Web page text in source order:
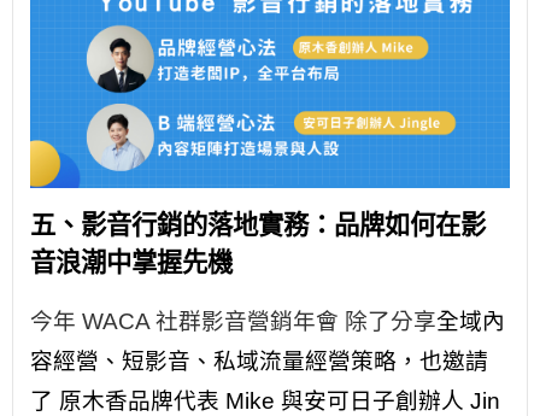
五、影音行銷的落地實務：品牌如何在影
音浪潮中掌握先機
今年 WACA 社群影音營銷年會 除了分享全域內
容經營、短影音、私域流量經營策略，也邀請
了 原木香品牌代表 Mike 與安可日子創辦人 Jin